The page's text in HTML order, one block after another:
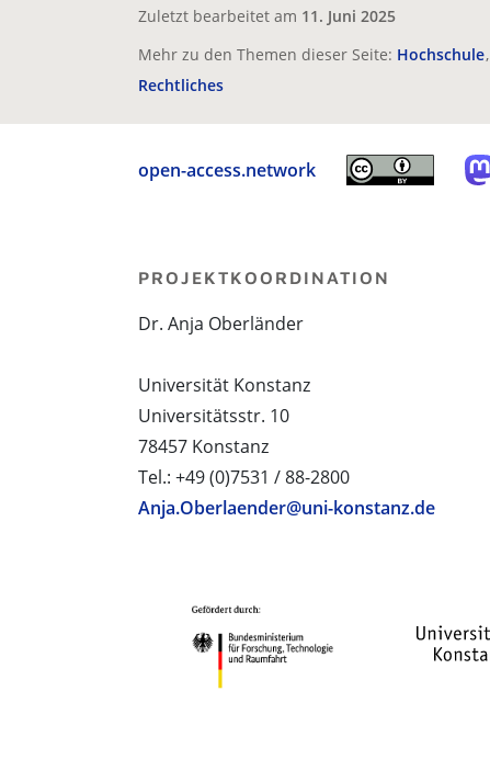
Zuletzt bearbeitet am 11. Juni 2025
Mehr zu den Themen dieser Seite: Hochschule
Rechtliches
open-access.network
PROJEKTKOORDINATION
Dr. Anja Oberländer
Universität Konstanz
Universitätsstr. 10
78457 Konstanz
Tel.: +49 (0)7531 / 88-2800
Anja.Oberlaender@uni-konstanz.de